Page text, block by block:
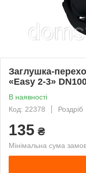
Заглушка-
«Easy 2-3»
В наявності
Код: 22378
Роздріб
135 ₴
Мінімальна сума